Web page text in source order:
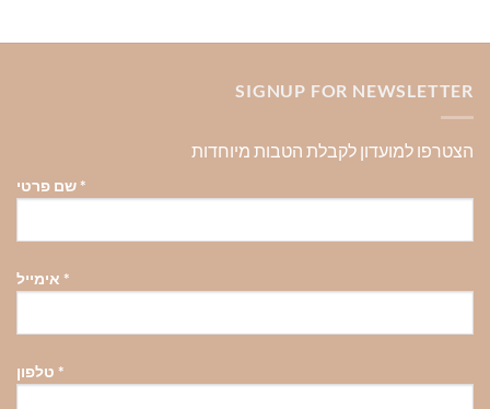
SIGNUP FOR NEWSLETTER
הצטרפו למועדון לקבלת הטבות מיוחדות
*
*
*